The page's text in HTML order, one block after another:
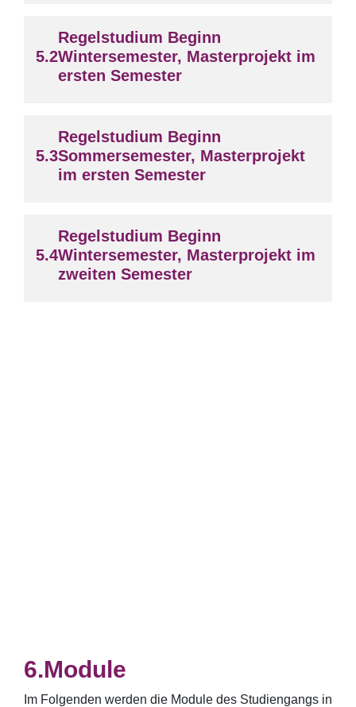
Regelstudium Beginn
Wintersemester, Masterprojekt im
ersten Semester
Regelstudium Beginn
Sommersemester, Masterprojekt
im ersten Semester
Regelstudium Beginn
Wintersemester, Masterprojekt im
zweiten Semester
Module
Im Folgenden werden die Module des Studiengangs in